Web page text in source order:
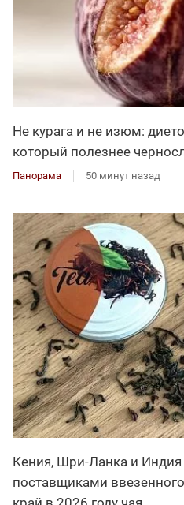
Не курага и не изюм:
который полезнее
Панорама 50 минут назад
Кения, Шри-Ланка и
поставщиками